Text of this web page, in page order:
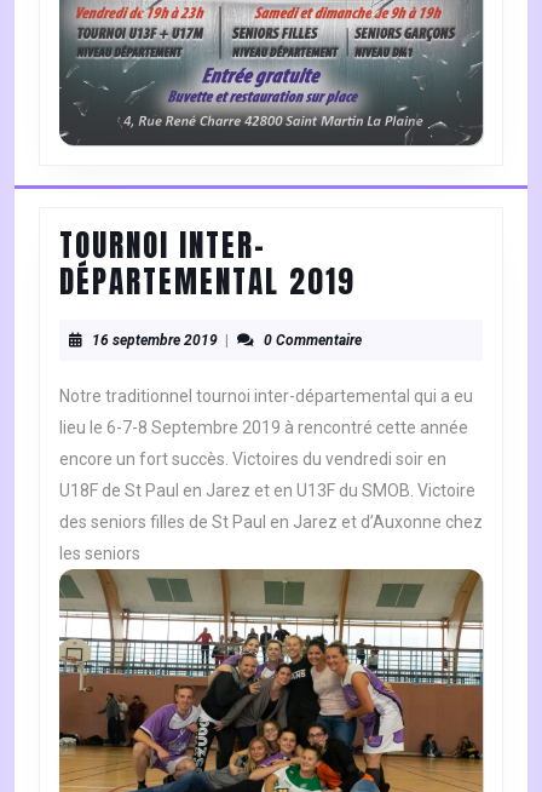
TOURNOI INTER-
DÉPARTEMENTAL 2019
2019
16 septembre 201916| 0 Commentaire
Notre traditionnel tournoi inter-départemental qui a eu
lieu le 6-7-8 Septembre 2019 à rencontré cette année
encore un fort succès. Victoires du vendredi soir en
U18F de St Paul en Jarez et en U13F du SMOB. Victoire
des seniors filles de St Paul en Jarez et d’Auxonne chez
les seniors